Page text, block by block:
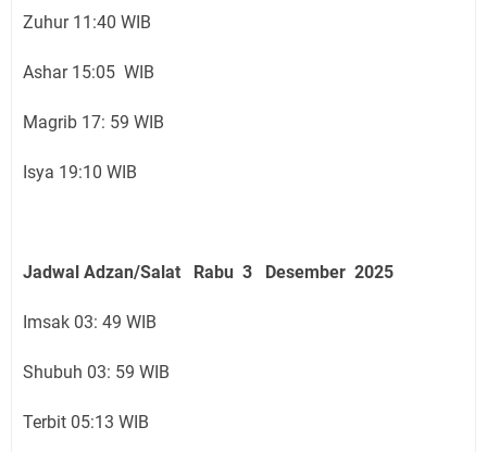
Zuhur 11:40 WIB
Ashar 15:05 WIB
Magrib 17: 59 WIB
Isya 19:10 WIB
Jadwal Adzan/Salat Rabu 3 Desember 2025
Imsak 03: 49 WIB
Shubuh 03: 59 WIB
Terbit 05:13 WIB